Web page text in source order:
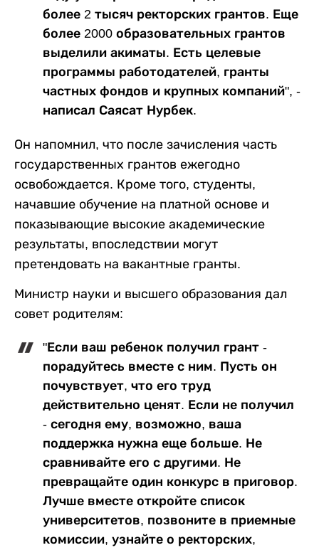
более 2 тысяч ректорских грантов. Еще
более 2000 образовательных грантов
выделили акиматы. Есть целевые
программы работодателей, гранты
частных фондов и крупных компаний", -
написал Саясат Нурбек.
Он напомнил, что после зачисления часть
государственных грантов ежегодно
освобождается. Кроме того, студенты,
начавшие обучение на платной основе и
показывающие высокие академические
результаты, впоследствии могут
претендовать на вакантные гранты.
Министр науки и высшего образования дал
совет родителям:
"Если ваш ребенок получил грант -
порадуйтесь вместе с ним. Пусть он
почувствует, что его труд
действительно ценят. Если не получил
- сегодня ему, возможно, ваша
поддержка нужна еще больше. Не
сравнивайте его с другими. Не
превращайте один конкурс в приговор.
Лучше вместе откройте список
университетов, позвоните в приемные
комиссии, узнайте о ректорских,